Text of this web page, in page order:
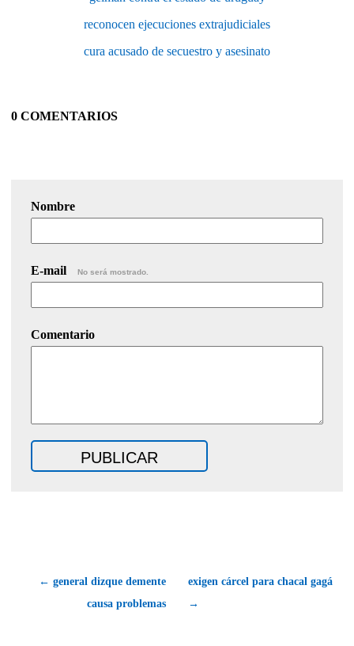
reconocen ejecuciones extrajudiciales
cura acusado de secuestro y asesinato
0 COMENTARIOS
Nombre
E-mail No será mostrado.
Comentario
← general dizque demente
causa problemas
exigen cárcel para chacal gagá
→